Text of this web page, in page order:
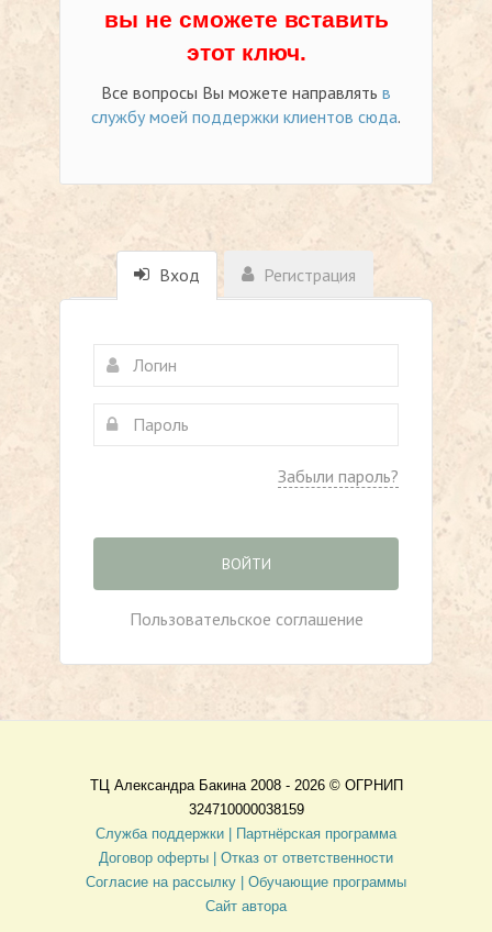
вы не сможете вставить
этот ключ.
Все вопросы Вы можете направлять в
службу моей поддержки клиентов сюда.
Вход Регистрация
Забыли пароль?
ВОЙТИ
Пользовательское соглашение
ТЦ Александра Бакина 2008 - 2026 © ОГРНИП
324710000038159
Служба поддержки |
Партнёрская программа
Договор оферты
| Отказ от ответственности
Согласие на рассылку | Обучающие программы
Сайт автора